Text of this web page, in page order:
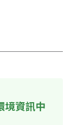
境資訊中